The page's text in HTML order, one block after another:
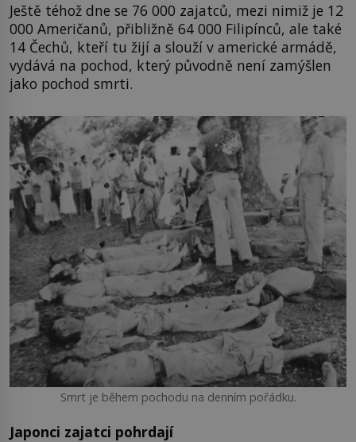
Ještě téhož dne se 76 000 zajatců, mezi nimiž je 12
000 Američanů, přibližně 64 000 Filipínců, ale také
14 Čechů, kteří tu žijí a slouží v americké armádě,
vydává na pochod, který původně není zamýšlen
jako pochod smrti.
Smrt je během pochodu na denním pořádku.
Japonci zajatci pohrdají